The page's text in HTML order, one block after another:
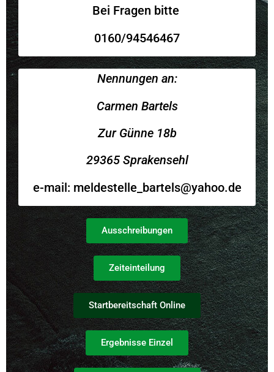
Bei Fragen bitte
0160/94546467
Nennungen an:
Carmen Bartels
Zur Günne 18b
29365 Sprakensehl
e-mail: meldestelle_bartels@yahoo.de
Ausschreibungen
Zeiteinteilung
Startbereitschaft Online
Ergebnisse Einzel